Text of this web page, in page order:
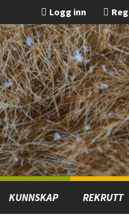
Logg inn
KUNNSKAP REKRUTT